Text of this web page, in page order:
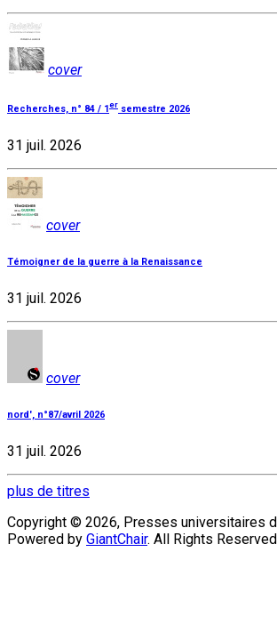
cover
Recherches, n° 84 / 1er semestre 2026
31 juil. 2026
cover
Témoigner de la guerre à la Renaissance
31 juil. 2026
cover
nord', n°87/avril 2026
31 juil. 2026
plus de titres
Copyright © 2026, Presses universitaires
Powered by GiantChair. All Rights Reserved